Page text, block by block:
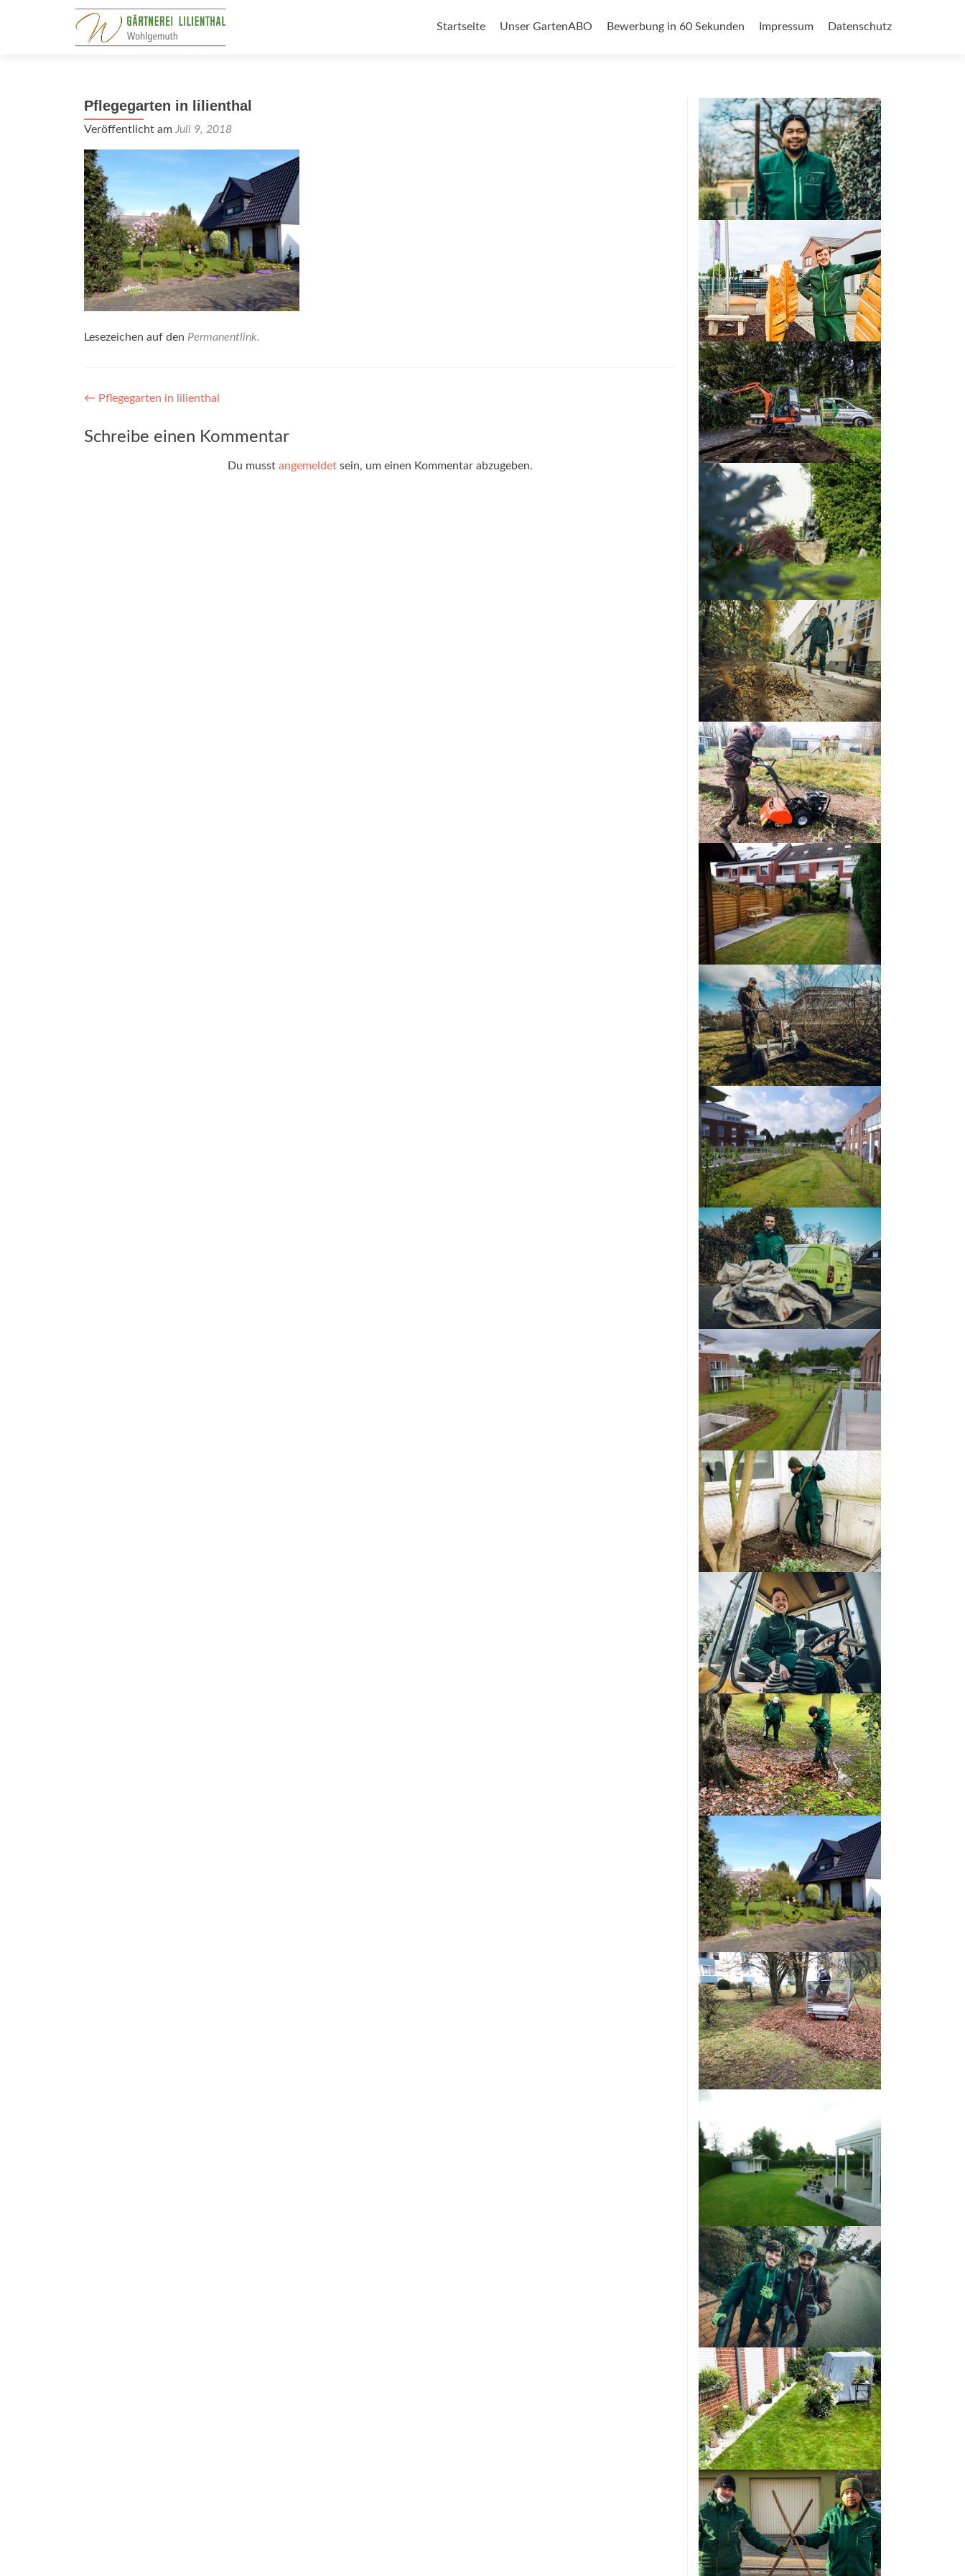
Inhalt
Startseite Unser GartenABO Bewerbung in 60 Sekunden Impressum Datenschutz
Pflegegarten in lilienthal
Veröffentlicht am Juli 9, 2018
Lesezeichen auf den Permanentlink.
Beitragsnavigation
← Pflegegarten in lilienthal
Schreibe einen Kommentar
Du musst angemeldet sein, um einen Kommentar abzugeben.